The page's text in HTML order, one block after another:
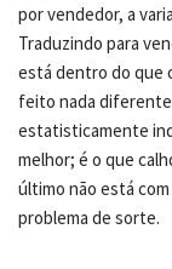
por vendedor, a
Traduzindo para
está dentro do que
feito nada
estatisticamente
melhor; é o que
último não está
problema de sorte.